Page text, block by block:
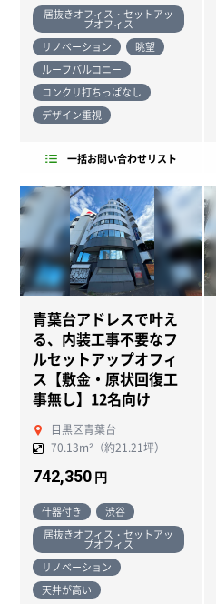
居抜きオフィス・セットアッ
プオフィス
リノベーション
眺望
ルーフバルコニー
コンクリ打ちっぱなし
デザイン重視
一括お問い合わせリスト
青葉台アドレスで叶え
る、内装工事不要なフ
ルセットアップオフィ
ス【敷金・原状回復工
事無し】12名向け
目黒区青葉台
70.13m²（約21.21坪）
742,350 円
什器付き
渋谷
居抜きオフィス・セットアッ
プオフィス
リノベーション
天井が高い